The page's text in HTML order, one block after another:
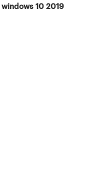
windows 10 2019